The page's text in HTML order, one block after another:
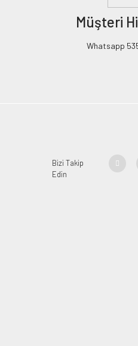
Müşteri
Whatsapp
Bizi Takip
Edin